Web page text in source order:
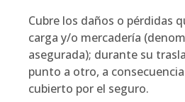
Cubre los daños o pérdidas
carga y/o mercadería
asegurada); durante su
punto a otro, a
cubierto por el seguro.